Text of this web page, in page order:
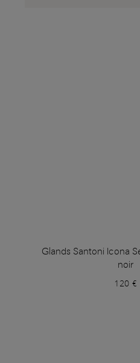
Glands Santoni Icona
noir
120 €